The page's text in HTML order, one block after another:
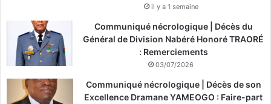
il y a 1 semaine
Communiqué nécrologique | Décès du
Général de Division Nabéré Honoré TRAORÉ
: Remerciements
03/07/2026
Communiqué nécrologique | Décès de son
Excellence Dramane YAMEOGO : Faire-part